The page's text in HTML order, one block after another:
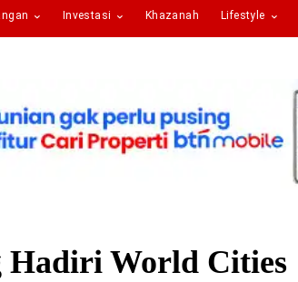
Investasi Khazanah Lifestyle
Hadiri World Cities